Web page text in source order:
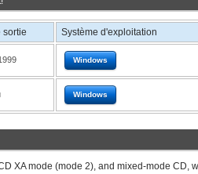
sortie Système d'exploitation
Windows
Windows
XA mode (mode 2), and mixed-mode CD,